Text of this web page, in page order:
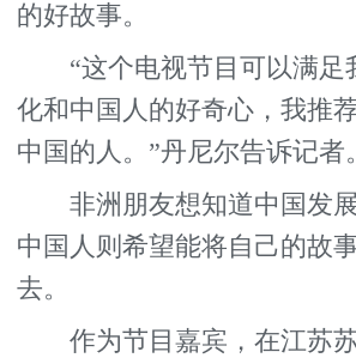
的好故事。
“这个电视节目可以满足
化和中国人的好奇心，我推
中国的人。”丹尼尔告诉记者
非洲朋友想知道中国发展
中国人则希望能将自己的故
去。
作为节目嘉宾，在江苏苏